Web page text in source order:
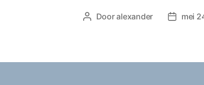
Berichtauteur
Dooralexander mei